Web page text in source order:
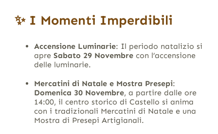
✨ I Momenti Imperdibili
Accensione Luminarie: Il periodo natalizio si
apre Sabato 29 Novembrecon l’accensione
delle luminarie.
Mercatini di Natale e Mostra Presepi:
Domenica 30 Novembre, a partire dalle ore
14:00, il centro storico di Castello si anima
con i tradizionali Mercatini di Natale e una
Mostra di Presepi Artigianali.